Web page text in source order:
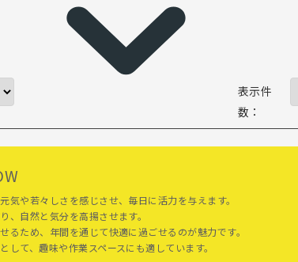
表示件
数：
気や若々しさを感じさせ、毎日に活力を与えます。
、自然と気分を高揚させます。
るため、年間を通じて快適に過ごせるのが魅力です。
して、趣味や作業スペースにも適しています。